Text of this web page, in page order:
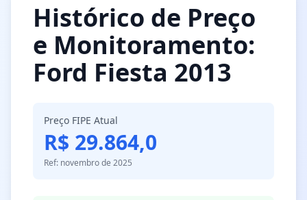
Histórico de Preço
e Monitoramento:
Ford Fiesta 2013
Preço FIPE Atual
R$ 29.864,0
Ref: novembro de 2025